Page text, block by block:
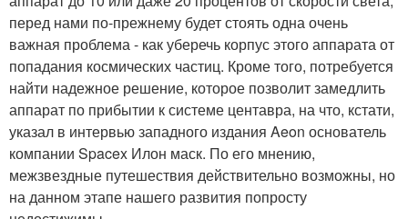
перед нами по-прежнему будет стоять одна очень
важная проблема - как уберечь корпус этого аппарата от
попадания космических частиц. Кроме того, потребуется
найти надежное решение, которое позволит замедлить
аппарат по прибытии к системе центавра, на что, кстати,
указал в интервью западного издания Aeon основатель
компании Spacex Илон маск. По его мнению,
межзвездные путешествия действительно возможны, но
на данном этапе нашего развития попросту